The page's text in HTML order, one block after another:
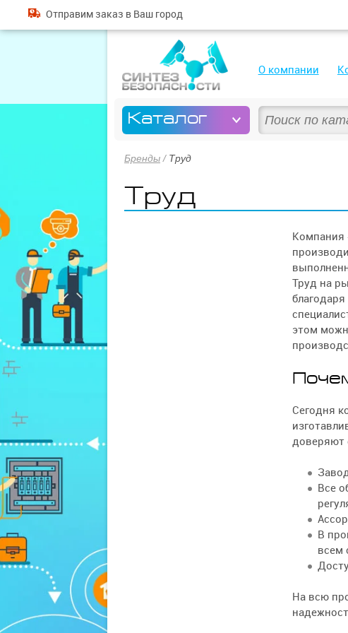
О компании
Каталог
Отправим заказ в Ваш город
Бренды / Труд
Труд
Компания
Труд на
этом
Сегодня
доверяют
Все
В
всем
На всю